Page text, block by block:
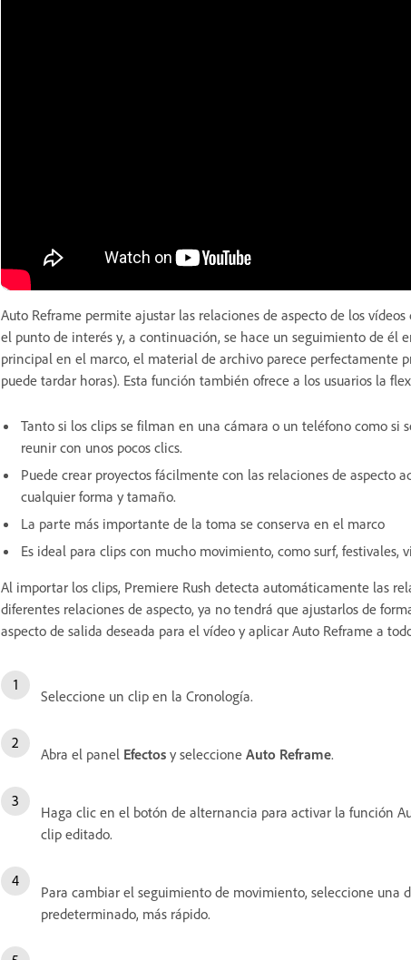
Auto Reframe permite ajustar las relaciones de aspecto de los
el punto de interés y, a continuación, se hace un seguimiento de
principal en el marco, el material de archivo parece perfectamente
puede tardar horas). Esta función también ofrece a los usuarios la
Tanto si los clips se filman en una cámara o un teléfono como si
reunir con unos pocos clics.
Puede crear proyectos fácilmente con las relaciones de aspecto
cualquier forma y tamaño.
La parte más importante de la toma se conserva en el marco
Es ideal para clips con mucho movimiento, como surf, festivales,
Al importar los clips, Premiere Rush detecta automáticamente las
diferentes relaciones de aspecto, ya no tendrá que ajustarlos de
aspecto de salida deseada para el vídeo y aplicar Auto Reframe a
Seleccione un clip en la Cronología.
Abra el panel Efectos y seleccione Auto Reframe.
Haga clic en el botón de alternancia para activar la función
clip editado.
Para cambiar el seguimiento de movimiento, seleccione una
predeterminado, más rápido.